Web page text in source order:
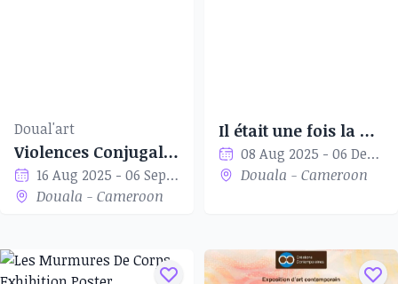
Doual'art
Violences Conjugales
16 Aug 2025 - 06 Sep 2025
Douala - Cameroon
Il était une fois la naissance du Staat Kamerun 1884-1914
08 Aug 2025 - 06 Dec 2025
Douala - Cameroon